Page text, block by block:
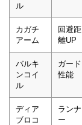
ル
カガチ
アーム
回避距
離UP
バルキ
ンコイ
ル
ガード
性能
ディア
ブロコ
ランナ
ー